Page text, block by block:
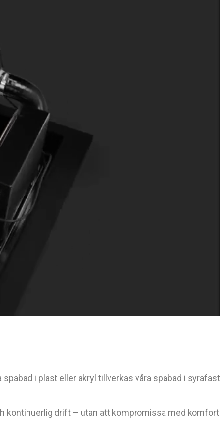
i plast eller akryl tillverkas våra spabad i syrafast
kontinuerlig drift – utan att kompromissa med komfort